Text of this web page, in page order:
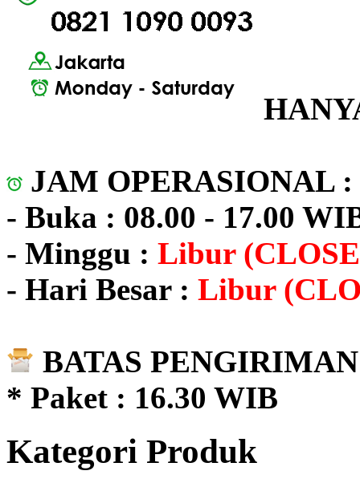
JAM OPERASIONAL :
- Buka : 08.00 - 17.00
- Minggu : Libur
- Hari Besar : Libur
BATAS
* Paket : 16.30 WIB
Kategori Produk